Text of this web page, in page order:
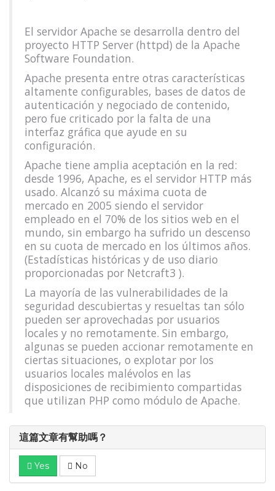
El servidor Apache se desarrolla dentro del
proyecto HTTP Server (httpd) de la Apache
Software Foundation.
Apache presenta entre otras características
altamente configurables, bases de datos de
autenticación y negociado de contenido,
pero fue criticado por la falta de una
interfaz gráfica que ayude en su
configuración.
Apache tiene amplia aceptación en la red:
desde 1996, Apache, es el servidor HTTP más
usado. Alcanzó su máxima cuota de
mercado en 2005 siendo el servidor
empleado en el 70% de los sitios web en el
mundo, sin embargo ha sufrido un descenso
en su cuota de mercado en los últimos años.
(Estadísticas históricas y de uso diario
proporcionadas por Netcraft3 ).
La mayoría de las vulnerabilidades de la
seguridad descubiertas y resueltas tan sólo
pueden ser aprovechadas por usuarios
locales y no remotamente. Sin embargo,
algunas se pueden accionar remotamente en
ciertas situaciones, o explotar por los
usuarios locales malévolos en las
disposiciones de recibimiento compartidas
que utilizan PHP como módulo de Apache.
這篇文章有幫助嗎？
Yes No